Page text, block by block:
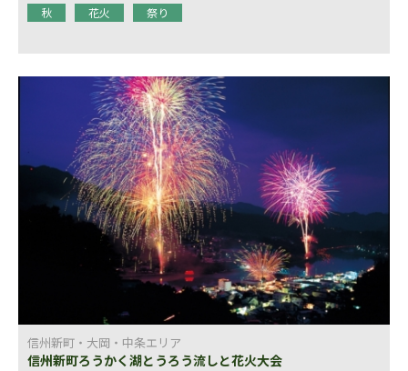
秋 花火 祭り
信州新町・大岡・中条エリア
信州新町ろうかく湖とうろう流しと花火大会